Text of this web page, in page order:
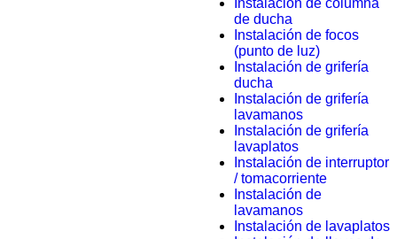
Instalación de columna
de ducha
Instalación de focos
(punto de luz)
Instalación de grifería
ducha
Instalación de grifería
lavamanos
Instalación de grifería
lavaplatos
Instalación de interruptor
/ tomacorriente
Instalación de
lavamanos
Instalación de lavaplatos